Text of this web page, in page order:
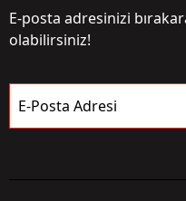
E-posta adresinizi
olabilirsiniz!
E-Posta Adresi